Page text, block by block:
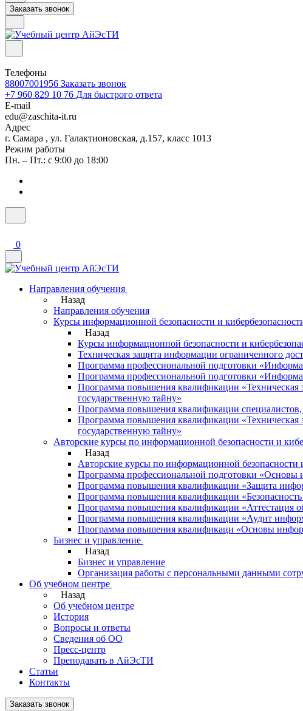
Заказать звонок
Телефоны
88007001956 Заказать звонок
+7 960 829 10 76 Для быстрого ответа
E-mail
edu@zaschita-it.ru
Адрес
г. Самара , ул. Галактионовская, д.157, класс 1013
Режим работы
Пн. – Пт.: с 9:00 до 18:00
0
Направления обучения
Назад
Направления обучения
Курсы информационной безопасности и
Назад
Курсы информационной безопасности и
Техническая защита информации ограниченного
Программа профессиональной подготовки
Программа профессиональной подготовки
Программа повышения квалификации
государственную тайну»
Программа повышения квалификации
Программа повышения квалификации
государственную тайну»
Авторские курсы по информационной безопасности и
Назад
Авторские курсы по информационной безопасности
Программа профессиональной подготовки «Основы
Программа повышения квалификации «Защита
Программа повышения квалификации
Программа повышения квалификации «Аттестация
Программа повышения квалификации «Аудит
Программа повышения квалификаци «Основы
Бизнес и управление
Назад
Бизнес и управление
Организация работы с персональными данными
Об учебном центре
Назад
Об учебном центре
История
Вопросы и ответы
Сведения об ОО
Пресс-центр
Преподавать в АйЭсТИ
Статьи
Контакты
Заказать звонок